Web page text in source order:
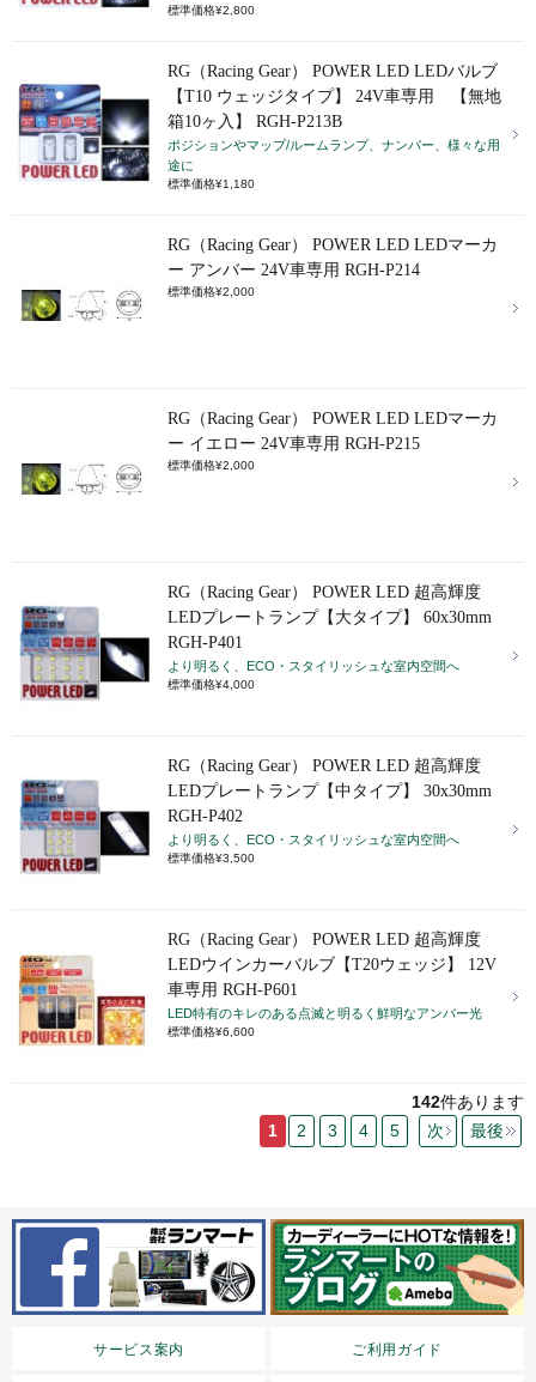
標準価格¥2,800
RG（Racing Gear） POWER LED LEDバルブ
【T10 ウェッジタイプ】 24V車専用 【無地
箱10ヶ入】 RGH-P213B
ポジションやマップ/ルームランプ、ナンバー、様々な用
途に
標準価格¥1,180
RG（Racing Gear） POWER LED LEDマーカ
ー アンバー 24V車専用 RGH-P214
標準価格¥2,000
RG（Racing Gear） POWER LED LEDマーカ
ー イエロー 24V車専用 RGH-P215
標準価格¥2,000
RG（Racing Gear） POWER LED 超高輝度
LEDプレートランプ【大タイプ】 60x30mm
RGH-P401
より明るく、ECO・スタイリッシュな室内空間へ
標準価格¥4,000
RG（Racing Gear） POWER LED 超高輝度
LEDプレートランプ【中タイプ】 30x30mm
RGH-P402
より明るく、ECO・スタイリッシュな室内空間へ
標準価格¥3,500
RG（Racing Gear） POWER LED 超高輝度
LEDウインカーバルブ【T20ウェッジ】 12V
車専用 RGH-P601
LED特有のキレのある点滅と明るく鮮明なアンバー光
標準価格¥6,600
142件あります
1
2 3 4 5 次 最後
サービス案内 ご利用ガイド